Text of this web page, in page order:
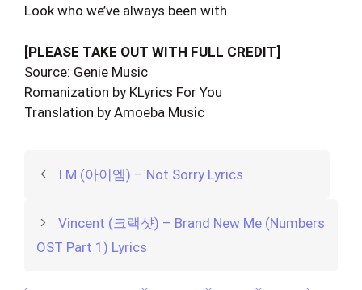
Look who we’ve always been with
[PLEASE TAKE OUT WITH FULL CREDIT]
Source: Genie Music
Romanization by KLyrics For You
Translation by Amoeba Music
I.M (아이엠) – Not Sorry Lyrics
Vincent (크랙샷) – Brand New Me (Numbers
OST Part 1) Lyrics